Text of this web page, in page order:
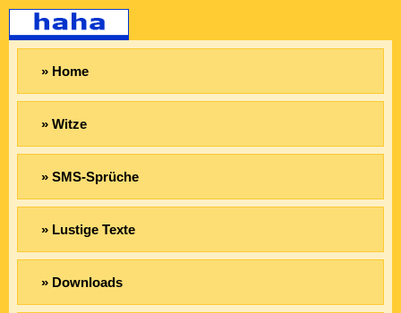
» Home
» Witze
» SMS-Sprüche
» Lustige Texte
» Downloads